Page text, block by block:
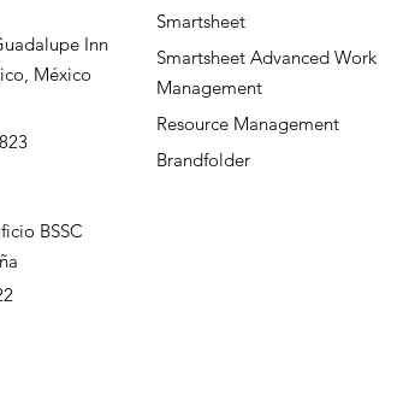
de Microsoft
a Smartsheet:
prepararte para
etapa de
de proyectos
La
para
Inn
México
BSSC
Smartsheet
Resource Management
Brandfolder
Smartsheet Advanced Work
Management